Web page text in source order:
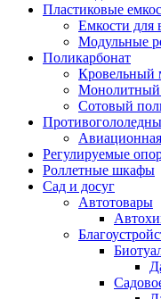
Пластиковые
Емкости для
Модульные
Поликарбонат
Кровельный
Монолитный
Сотовый
Регулируемые
Роллетные шкафы
Сад и досуг
Автотовары